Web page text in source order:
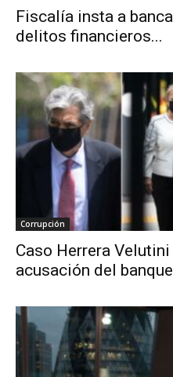
Fiscalía insta a
delitos financieros...
Corrupción
Caso Herrera
acusación del